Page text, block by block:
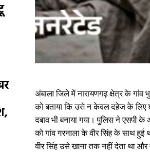
अंबाला जिले में नारायणगढ़ क्षेत्र के
को बताया कि उसे न केवल दहेज के लिए
दबाव भी बनाया गया। पुलिस ने एसपी
को गांव गरनाला के वीर सिंह के साथ
वीर सिंह उसे खाना तक नहीं देता था और